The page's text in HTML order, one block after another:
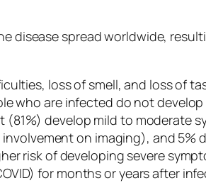
disease spread worldwide,
loss of smell, and loss of
who are infected do not
develop mild to moderate
on imaging), and 5%
risk of developing severe
for months or years after